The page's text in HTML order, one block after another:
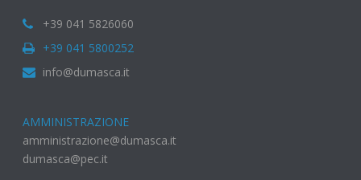
+39 041 5826060
+39 041 5800252
info@dumasca.it
AMMINISTRAZIONE
amministrazione@dumasca.it
dumasca@pec.it